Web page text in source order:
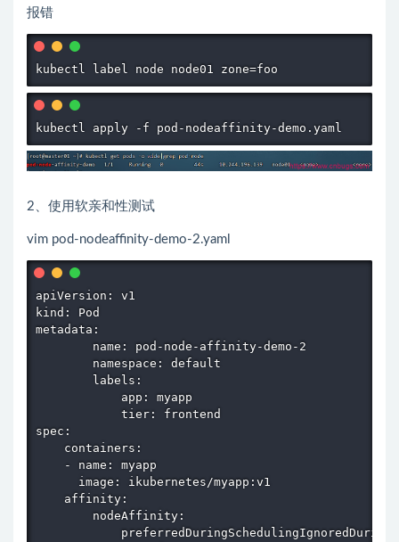
报错
kubectl apply -f pod-nodeaffinity-demo.yaml
2、使用软亲和性测试
vim pod-nodeaffinity-demo-2.yaml
apiVersion: v1
kind: Pod
metadata:
        name: pod-node-affinity-demo-2
        namespace: default
        labels:
            app: myapp
            tier: frontend
spec:
    containers:
    - name: myapp
      image: ikubernetes/myapp:v1
    affinity:
        nodeAffinity: